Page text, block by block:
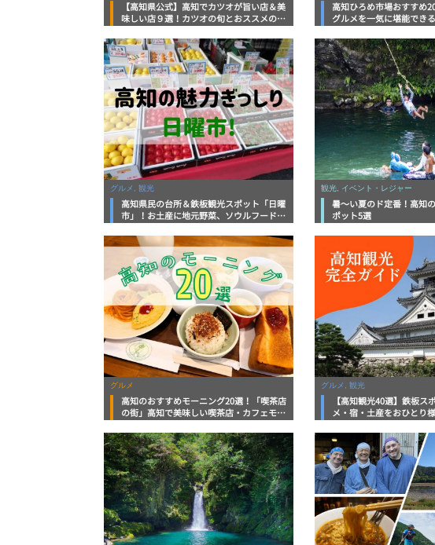
【高知県公式】高知でカツオが旨い店＆美
味しい店９選！カツオの旬とおススメのお
高知ひろめ市場おすすめ
グルメを一気に堪能でき
グルメ, 観光
高知県民の台所＆鉄板観光スポット「日曜
市」！お土産に地元野菜、ソウルフードま
底解説！
観光, イベント・レジャー
暑～い夏のド定番！高知
ポット5選
グルメ
高知のおすすめモーニング20選！「喫茶店
の街」高知で美味しい喫茶店・カフェモー
グルメ, 観光
【高知観光40選】鉄板ス
メ・宿・土産をおひとり